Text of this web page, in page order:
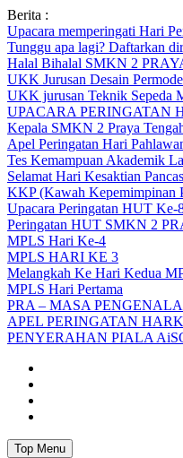
Skip
to
content
Berita :
Upacara memperingati Hari
Tunggu apa lagi? Daftarkan
Halal Bihalal SMKN 2
UKK Jurusan Desain
UKK jurusan Teknik Sepeda
UPACARA PERINGATAN
Kepala SMKN 2 Praya
Apel Peringatan Hari
Tes Kemampuan Akademik
Selamat Hari Kesaktian
KKP (Kawah Kepemimpinan
Upacara Peringatan HUT Ke-
Peringatan HUT SMKN 2
MPLS Hari Ke-4
MPLS HARI KE 3
Melangkah Ke Hari Kedua
MPLS Hari Pertama
PRA – MASA
APEL PERINGATAN
PENYERAHAN PIALA
Top Menu